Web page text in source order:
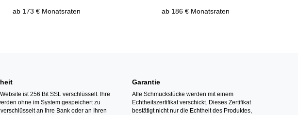
ab 173 € Monatsraten ab 186 € Monatsraten
ist 256 Bit SSL verschlüsselt. Ihre
ohne im System gespeichert zu
an Ihre Bank oder an Ihren
Garantie
Alle Schmuckstücke werden mit einem
Echtheitszertifikat verschickt. Dieses Zertifikat
bestätigt nicht nur die Echtheit des Produktes,